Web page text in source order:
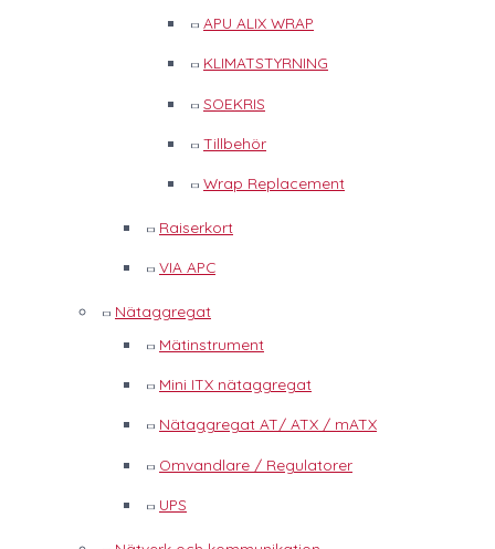
APU ALIX WRAP
KLIMATSTYRNING
SOEKRIS
Tillbehör
Wrap Replacement
Raiserkort
VIA APC
Nätaggregat
Mätinstrument
Mini ITX nätaggregat
Nätaggregat AT/ ATX / mATX
Omvandlare / Regulatorer
UPS